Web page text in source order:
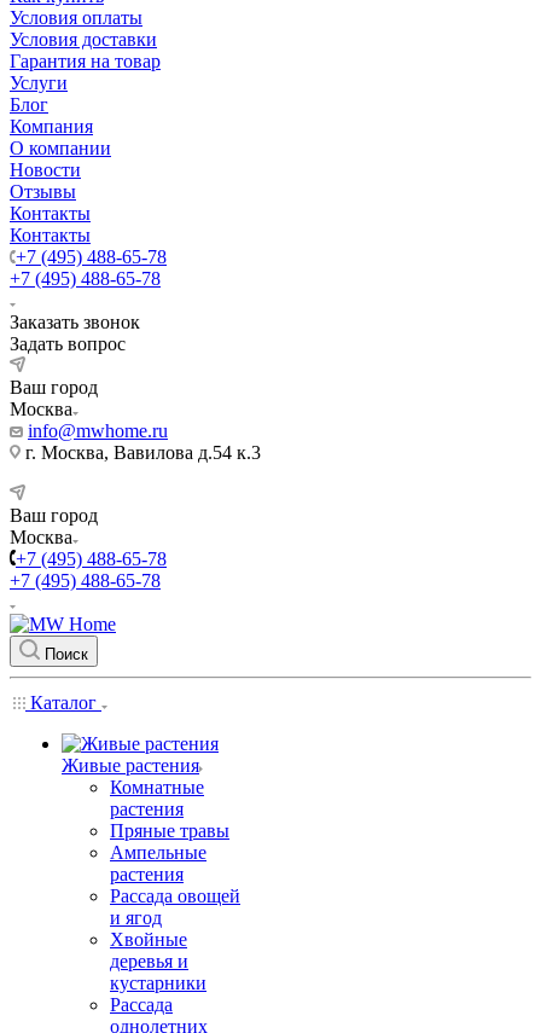
Условия оплаты
Условия доставки
Гарантия на товар
Услуги
Блог
Компания
О компании
Новости
Отзывы
Контакты
Контакты
+7 (495) 488-65-78
+7 (495) 488-65-78
Заказать звонок
Задать вопрос
Ваш город
Москва
info@mwhome.ru
г. Москва, Вавилова д.54 к.3
Ваш город
Москва
+7 (495) 488-65-78
+7 (495) 488-65-78
Поиск
Каталог
Живые растения
Комнатные
растения
Пряные травы
Ампельные
растения
Рассада овощей
и ягод
Хвойные
деревья и
кустарники
Рассада
однолетних